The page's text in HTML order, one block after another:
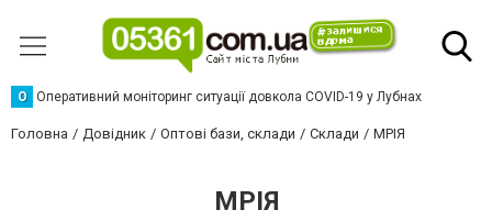
О Оперативний моніторинг ситуації довкола COVID-19 у Лубнах
Головна Довідник Оптові бази, склади Склади МРІЯ
МРІЯ